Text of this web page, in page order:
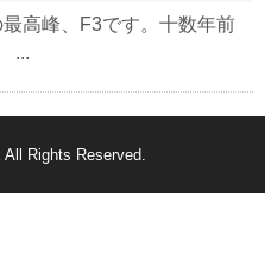
高峰、F3です。十数年前
...
All Rights Reserved.